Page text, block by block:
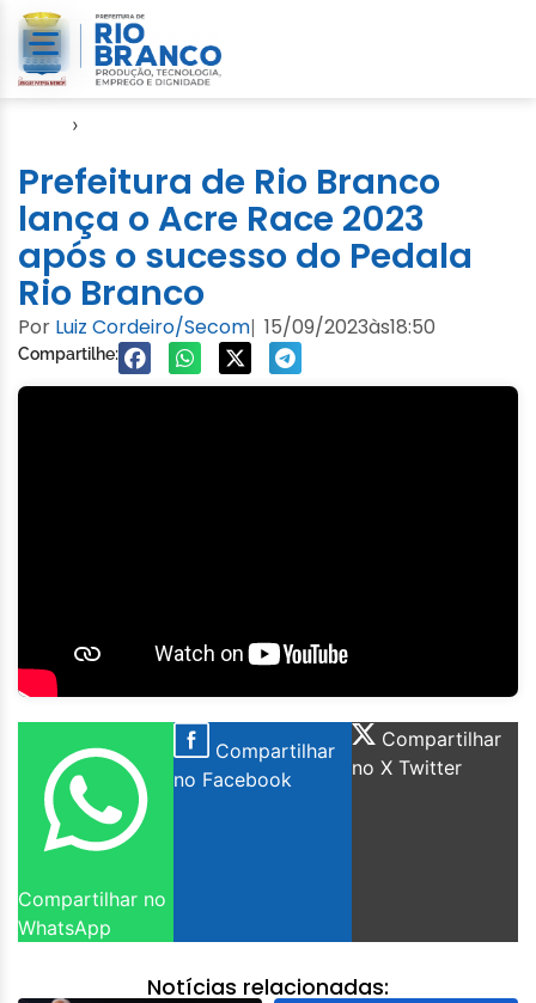
›
Prefeitura de Rio Branco
lança o Acre Race 2023
após o sucesso do Pedala
Rio Branco
Por Luiz Cordeiro/Secom| 15/09/2023às18:50
Compartilhe:
Compartilhar no
WhatsApp
Compartilhar
no Facebook
Compartilhar
no X Twitter
Notícias relacionadas: